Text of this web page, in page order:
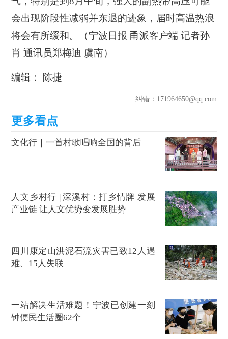
会出现阶段性减弱并东退的迹象，届时高温热浪
将会有所缓和。（宁波日报 甬派客户端 记者孙
肖 通讯员郑梅迪 虞南）
编辑： 陈捷
纠错：171964650@qq.com
文化行｜一首村歌唱响全国的背后
人文乡村行 | 深溪村：打乡情牌 发展
产业链 让人文优势变发展胜势
四川康定山洪泥石流灾害已致12人遇
难、15人失联
一站解决生活难题！宁波已创建一刻
钟便民生活圈62个